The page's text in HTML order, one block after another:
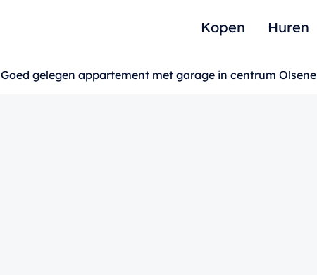
Kopen Huren
Goed gelegen appartement met garage in centrum Olsene